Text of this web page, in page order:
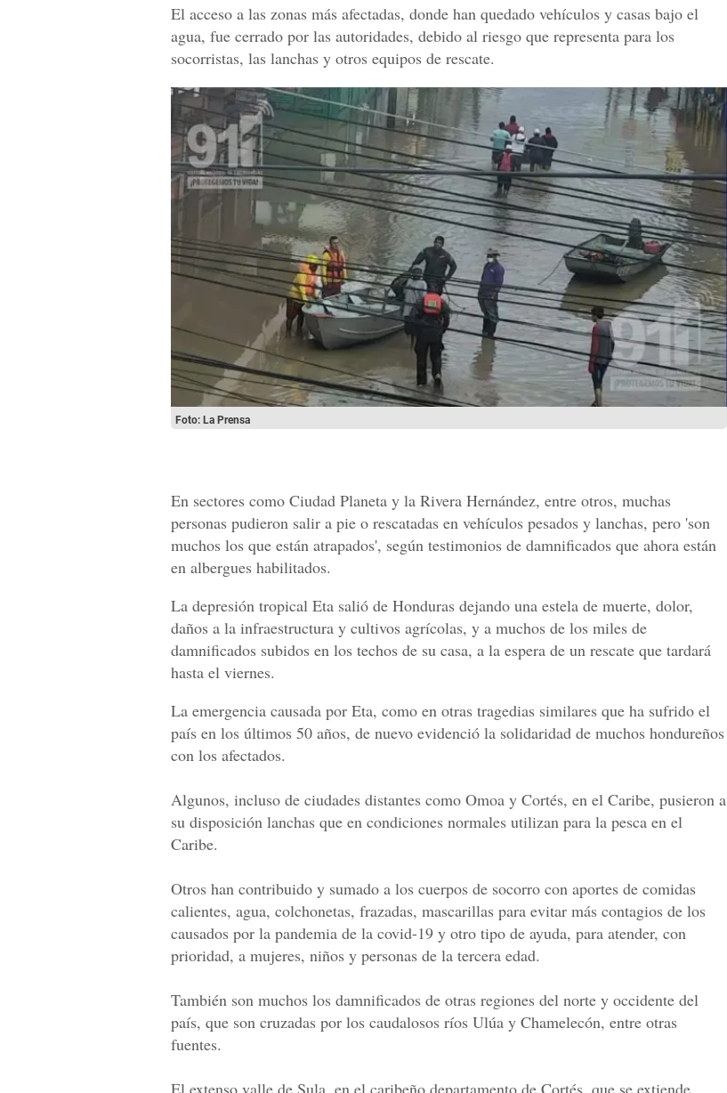
El acceso a las zonas más afectadas, donde han quedado vehículos y casas bajo el
agua, fue cerrado por las autoridades, debido al riesgo que representa para los
socorristas, las lanchas y otros equipos de rescate.
Foto: La Prensa
En sectores como Ciudad Planeta y la Rivera Hernández, entre otros, muchas
personas pudieron salir a pie o rescatadas en vehículos pesados y lanchas, pero 'son
muchos los que están atrapados', según testimonios de damnificados que ahora están
en albergues habilitados.
La depresión tropical Eta salió de Honduras dejando una estela de muerte, dolor,
daños a la infraestructura y cultivos agrícolas, y a muchos de los miles de
damnificados subidos en los techos de su casa, a la espera de un rescate que tardará
hasta el viernes.
La emergencia causada por Eta, como en otras tragedias similares que ha sufrido el
país en los últimos 50 años, de nuevo evidenció la solidaridad de muchos hondureños
con los afectados.
Algunos, incluso de ciudades distantes como Omoa y Cortés, en el Caribe, pusieron a
su disposición lanchas que en condiciones normales utilizan para la pesca en el
Caribe.
Otros han contribuido y sumado a los cuerpos de socorro con aportes de comidas
calientes, agua, colchonetas, frazadas, mascarillas para evitar más contagios de los
causados por la pandemia de la covid-19 y otro tipo de ayuda, para atender, con
prioridad, a mujeres, niños y personas de la tercera edad.
También son muchos los damnificados de otras regiones del norte y occidente del
país, que son cruzadas por los caudalosos ríos Ulúa y Chamelecón, entre otras
fuentes.
El extenso valle de Sula, en el caribeño departamento de Cortés, que se extiende